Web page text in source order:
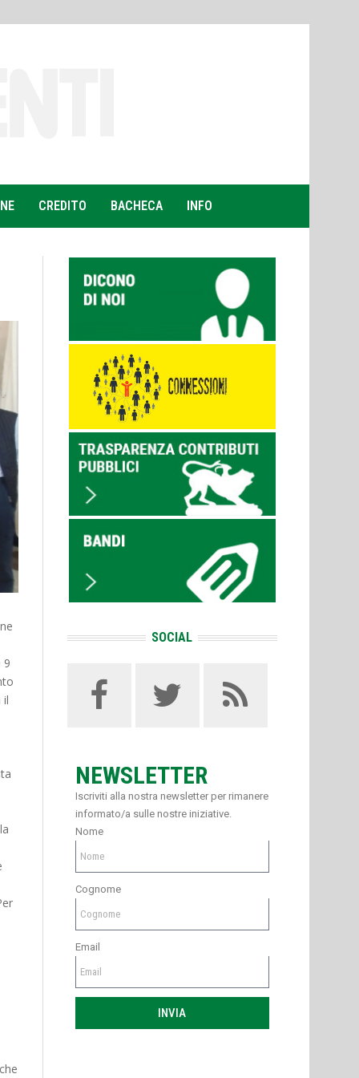
CREDITO BACHECA INFO
9
il
SOCIAL
NEWSLETTER
Iscriviti alla nostra newsletter per rimanere
informato/a sulle nostre iniziative.
Nome
Cognome
Email
INVIA